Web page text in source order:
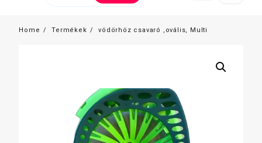
Home Termékek vödörhöz csavaró ,ovális, Multi